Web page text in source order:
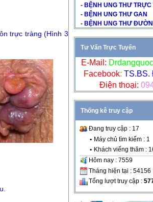
trực tràng (Hình 3
- BỆNH UNG THƯ TRỰC
- BỆNH UNG THƯ GAN
- BỆNH UNG THƯ
Tư Vấn Trực Tuyến
E-Mail:
Facebook: TS.BS.
Điện thoại:
Thống kê truy cập
Đang truy cập : 17
• Máy chủ tìm kiếm : 1
• Khách viếng thăm :
Hôm nay : 7559
Tháng hiện tại : 54156
Tổng lượt truy cập :